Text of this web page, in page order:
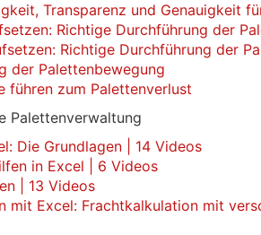
Transparenz und Genauigkeit
Richtige Durchführung der
Richtige Durchführung der
der Palettenbewegung
führen zum Palettenverlust
Palettenverwaltung
Die Grundlagen | 14 Videos
in Excel | 6 Videos
| 13 Videos
mit Excel: Frachtkalkulation mit